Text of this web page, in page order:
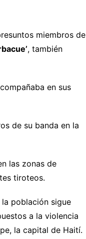
miembros de
, también
en sus
de su banda en la
las zonas de
tiroteos.
población sigue
a la violencia
la capital de Haití.